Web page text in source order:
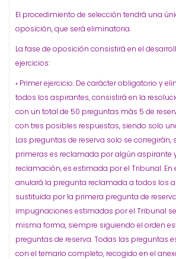
El procedimiento de selección tendrá una
oposición, que será eliminatoria.
La fase de oposición consistirá en el
ejercicios:
◦ Primer ejercicio. De carácter obligatorio y
todos los aspirantes, consistirá en la
con un total de 50 preguntas más 5 de
con tres posibles respuestas, siendo solo
Las preguntas de reserva solo se corregirán,
primeras es reclamada por algún aspirante
reclamación, es estimada por el Tribunal. En
anulará la pregunta reclamada a todos los
sustituida por la primera pregunta de
impugnaciones estimadas por el Tribunal
misma forma, siempre siguiendo el orden
preguntas de reserva. Todas las preguntas
con el temario completo, recogido en el